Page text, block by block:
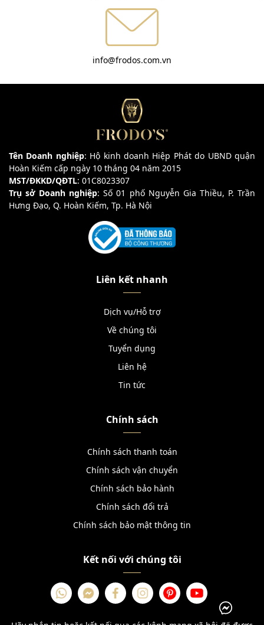
info@frodos.com.vn
Tên Doanh nghiệp: Hộ kinh doanh Hiệp Phát do UBND quận
Hoàn Kiếm cấp ngày 10 tháng 04 năm 2015
MST/ĐKKD/QĐTL: 01C8023307
Trụ sở Doanh nghiệp: Số 01 phố Nguyễn Gia Thiều, P. Trần
Hưng Đạo, Q. Hoàn Kiếm, Tp. Hà Nội
Liên kết nhanh
Dịch vụ/Hỗ trợ
Về chúng tôi
Tuyển dụng
Liên hệ
Tin tức
Chính sách
Chính sách thanh toán
Chính sách vận chuyển
Chính sách bảo hành
Chính sách đổi trả
Chính sách bảo mật thông tin
Kết nối với chúng tôi